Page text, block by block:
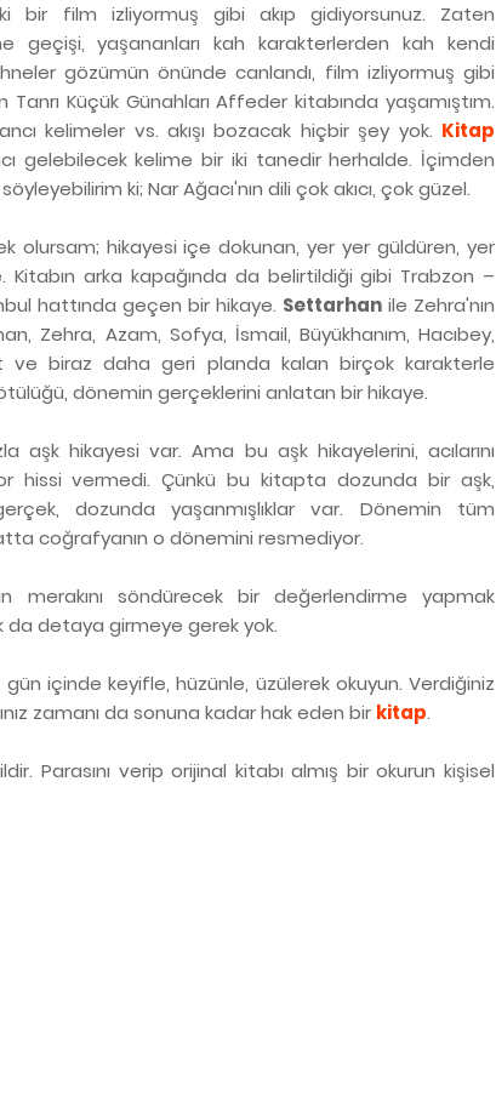
bir film izliyormuş gibi akıp gidiyorsunuz. Zaten
geçişi, yaşananları kah karakterlerden kah kendi
gözümün önünde canlandı, film izliyormuş gibi
Tanrı Küçük Günahları Affeder kitabında yaşamıştım.
kelimeler vs. akışı bozacak hiçbir şey yok. Kitap
gelebilecek kelime bir iki tanedir herhalde. İçimden
ki; Nar Ağacı'nın dili çok akıcı, çok güzel.
olursam; hikayesi içe dokunan, yer yer güldüren, yer
Kitabın arka kapağında da belirtildiği gibi Trabzon –
hattında geçen bir hikaye. Settarhanile Zehra'nın
Zehra, Azam, Sofya, İsmail, Büyükhanım, Hacıbey,
ve biraz daha geri planda kalan birçok karakterle
dönemin gerçeklerini anlatan bir hikaye.
aşk hikayesi var. Ama bu aşk hikayelerini, acılarını
hissi vermedi. Çünkü bu kitapta dozunda bir aşk,
dozunda yaşanmışlıklar var. Dönemin tüm
coğrafyanın o dönemini resmediyor.
merakını söndürecek bir değerlendirme yapmak
detaya girmeye gerek yok.
içinde keyifle, hüzünle, üzülerek okuyun. Verdiğiniz
zamanı da sonuna kadar hak eden bir kitap.
Parasını verip orijinal kitabı almış bir okurun kişisel